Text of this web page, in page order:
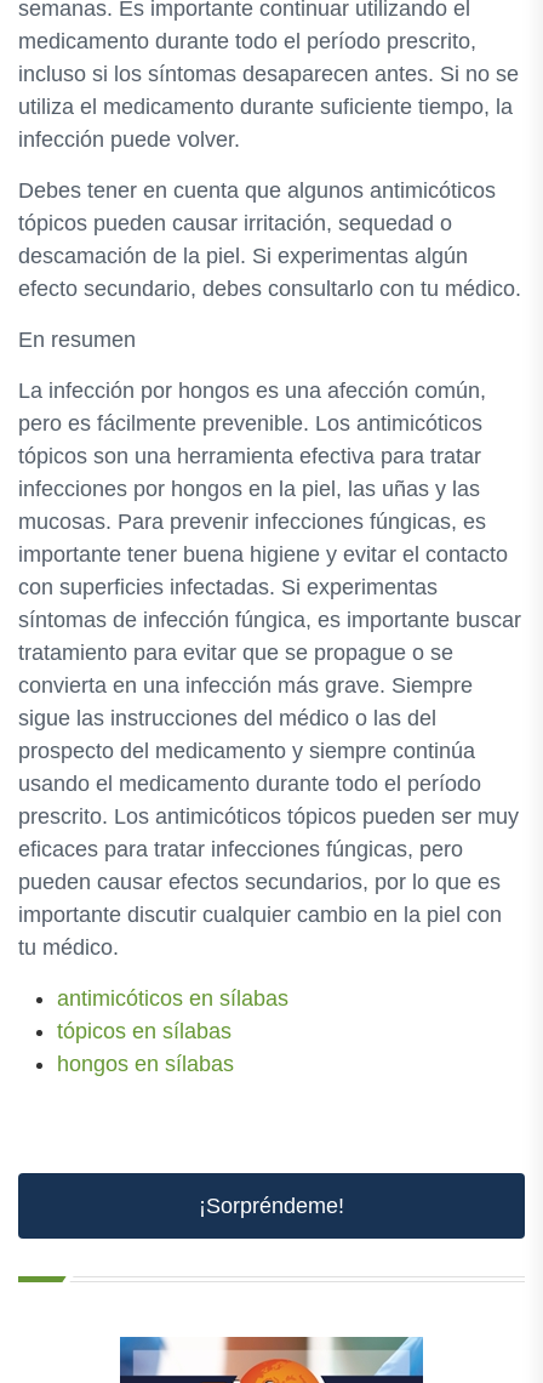
semanas. Es importante continuar utilizando el
medicamento durante todo el período prescrito,
incluso si los síntomas desaparecen antes. Si no se
utiliza el medicamento durante suficiente tiempo, la
infección puede volver.
Debes tener en cuenta que algunos antimicóticos
tópicos pueden causar irritación, sequedad o
descamación de la piel. Si experimentas algún
efecto secundario, debes consultarlo con tu médico.
En resumen
La infección por hongos es una afección común,
pero es fácilmente prevenible. Los antimicóticos
tópicos son una herramienta efectiva para tratar
infecciones por hongos en la piel, las uñas y las
mucosas. Para prevenir infecciones fúngicas, es
importante tener buena higiene y evitar el contacto
con superficies infectadas. Si experimentas
síntomas de infección fúngica, es importante buscar
tratamiento para evitar que se propague o se
convierta en una infección más grave. Siempre
sigue las instrucciones del médico o las del
prospecto del medicamento y siempre continúa
usando el medicamento durante todo el período
prescrito. Los antimicóticos tópicos pueden ser muy
eficaces para tratar infecciones fúngicas, pero
pueden causar efectos secundarios, por lo que es
importante discutir cualquier cambio en la piel con
tu médico.
antimicóticos en sílabas
tópicos en sílabas
hongos en sílabas
¡Sorpréndeme!